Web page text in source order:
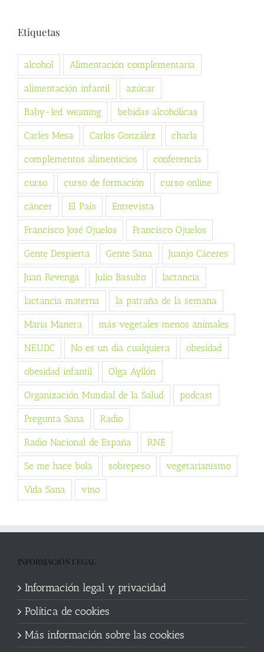
Etiquetas
alcohol Alimentación complementaria
alimentación infantil azúcar
Baby-led weaning bebidas alcohólicas
Carles Mesa Carlos González charla
complementos alimenticios conferencia
curso curso de formación curso online
cáncer El País Entrevista
Francisco José Ojuelos Francisco Ojuelos
Gente Despierta Gente Sana Juanjo Cáceres
Juan Revenga Julio Basulto lactancia
lactancia materna la patraña de la semana
Maria Manera más vegetales menos animales
NEUDC No es un día cualquiera obesidad
obesidad infantil Olga Ayllón
Organización Mundial de la Salud podcast
Pregunta Sana Radio
Radio Nacional de España RNE
Se me hace bola sobrepeso vegetarianismo
Vida Sana vino
INFORMACIÓN LEGAL
Información legal y privacidad
Política de cookies
Más información sobre las cookies